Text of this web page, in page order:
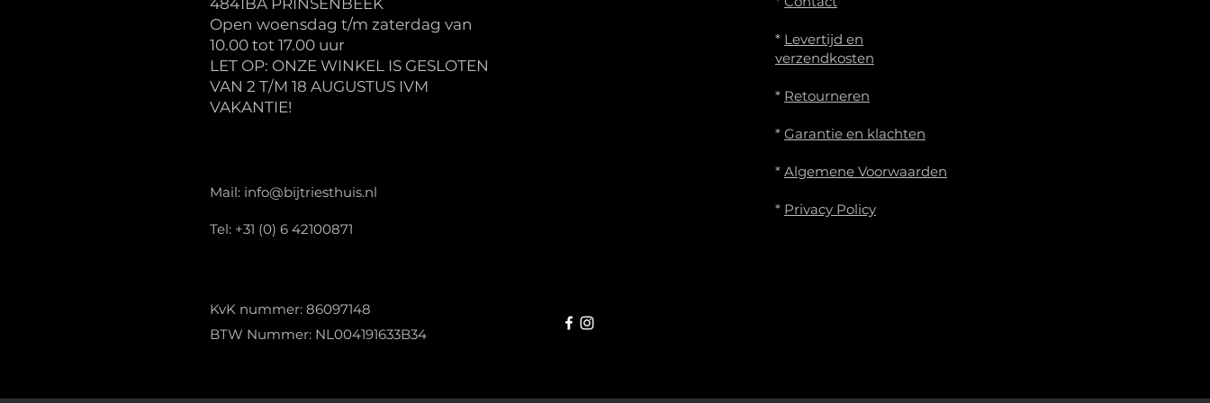
Open woensdag t/m zaterdag van
10.00 tot 17.00 uur
LET OP: ONZE WINKEL IS GESLOTEN
VAN 2 T/M 18 AUGUSTUS IVM
VAKANTIE!
Mail: info@bijtriesthuis.nl
Tel: +31 (0) 6 42100871
* Levertijd en
verzendkosten
* Retourneren
* Garantie en klachten
* Algemene Voorwaarden
* Privacy Policy
KvK nummer: 86097148
BTW Nummer: NL004191633B34